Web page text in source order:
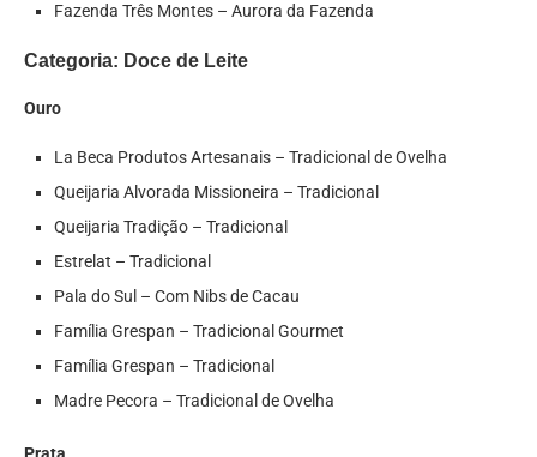
Fazenda Três Montes – Aurora da Fazenda
Categoria: Doce de Leite
Ouro
La Beca Produtos Artesanais – Tradicional de Ovelha
Queijaria Alvorada Missioneira – Tradicional
Queijaria Tradição – Tradicional
Estrelat – Tradicional
Pala do Sul – Com Nibs de Cacau
Família Grespan – Tradicional Gourmet
Família Grespan – Tradicional
Madre Pecora – Tradicional de Ovelha